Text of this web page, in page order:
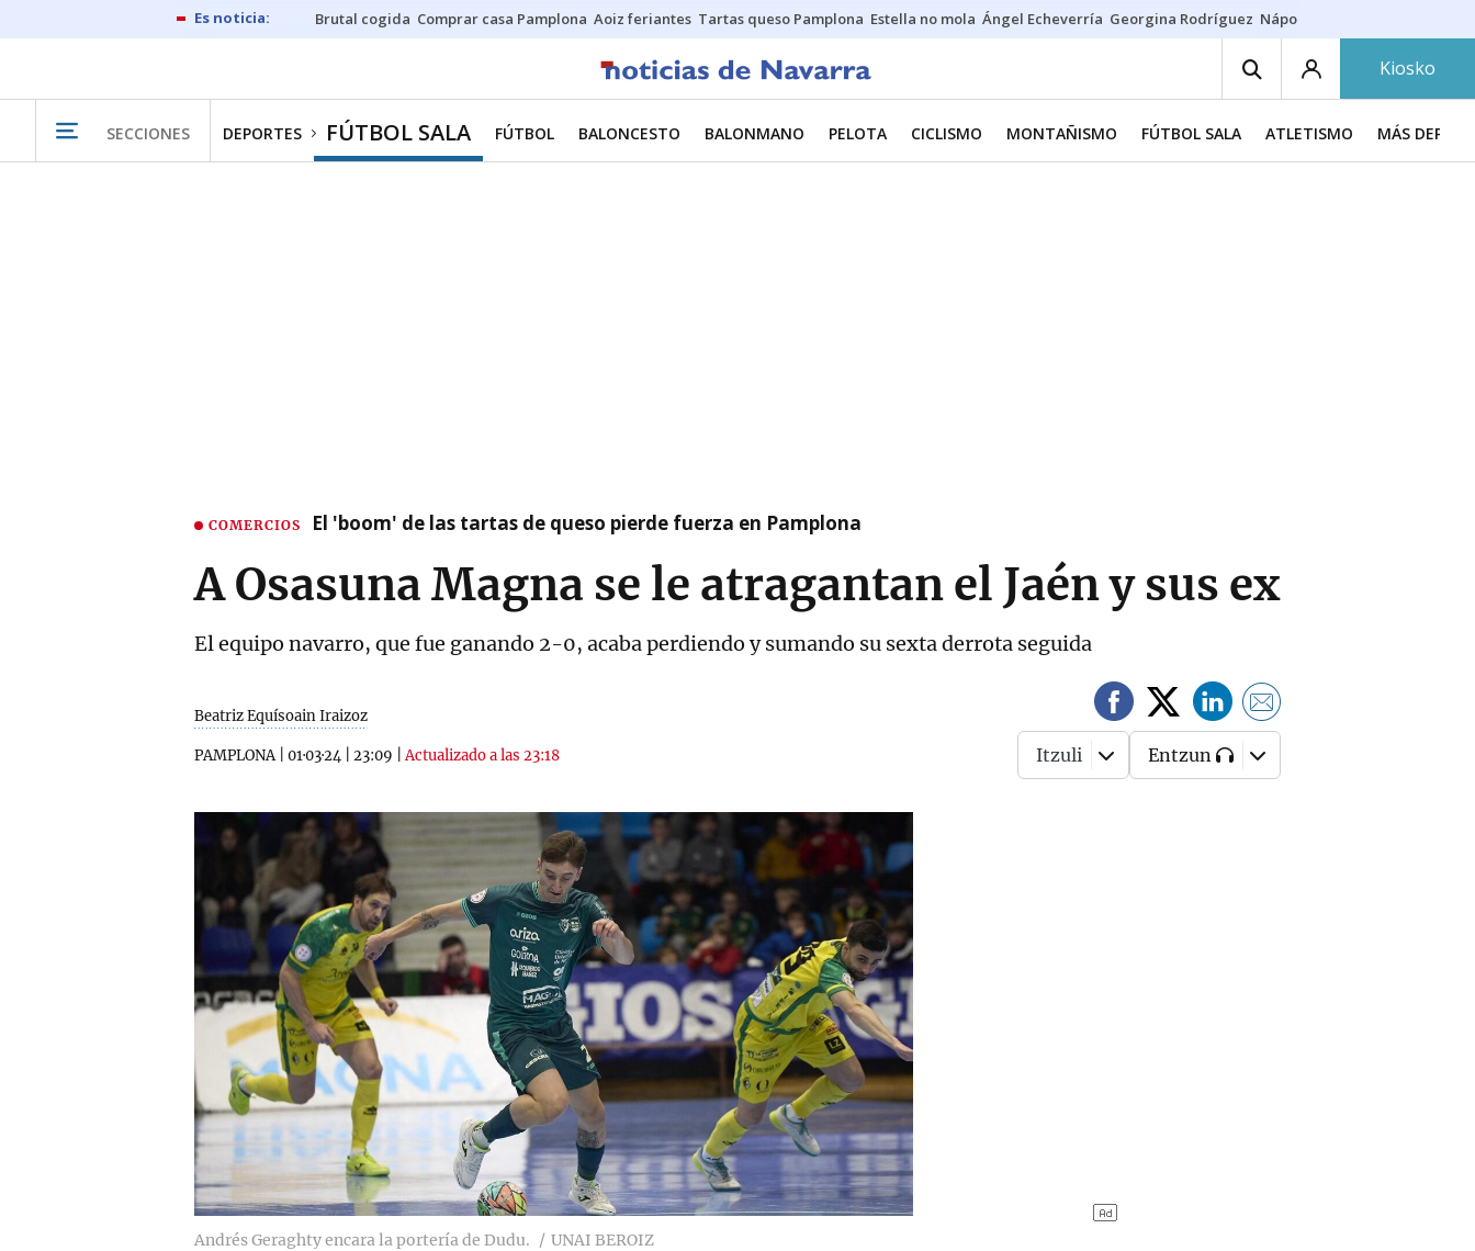
Brutal cogida Comprar casa Pamplona Aoiz feriantes Tartas queso Pamplona Estella no mola Ángel Echeverría Georgina Rodríguez Nápoles - Osasuna
Kiosko
SECCIONES DEPORTES FÚTBOL SALA FÚTBOL BALONCESTO BALONMANO PELOTA CICLISMO MONTAÑISMO FÚTBOL SALA ATLETISMO MÁS
COMERCIOS El 'boom' de las tartas de queso pierde fuerza en Pamplona
A Osasuna Magna se le atragantan el Jaén y sus ex
El equipo navarro, que fue ganando 2-0, acaba perdiendo y sumando su sexta derrota seguida
Beatriz Equísoain Iraizoz
PAMPLONA| 01·03·24 23:09 |Actualizado a las 23:18 Itzuli Entzun
Andrés Geraghty encara la portería de Dudu. UNAI BEROIZ